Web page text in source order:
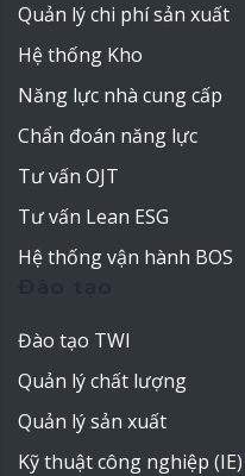
Quản lý chi phí sản xuất
Hệ thống Kho
Năng lực nhà cung cấp
Chẩn đoán năng lực
Tư vấn OJT
Tư vấn Lean ESG
Hệ thống vận hành BOS
Đào tạo TWI
Quản lý chất lượng
Quản lý sản xuất
Kỹ thuật công nghiệp (IE)